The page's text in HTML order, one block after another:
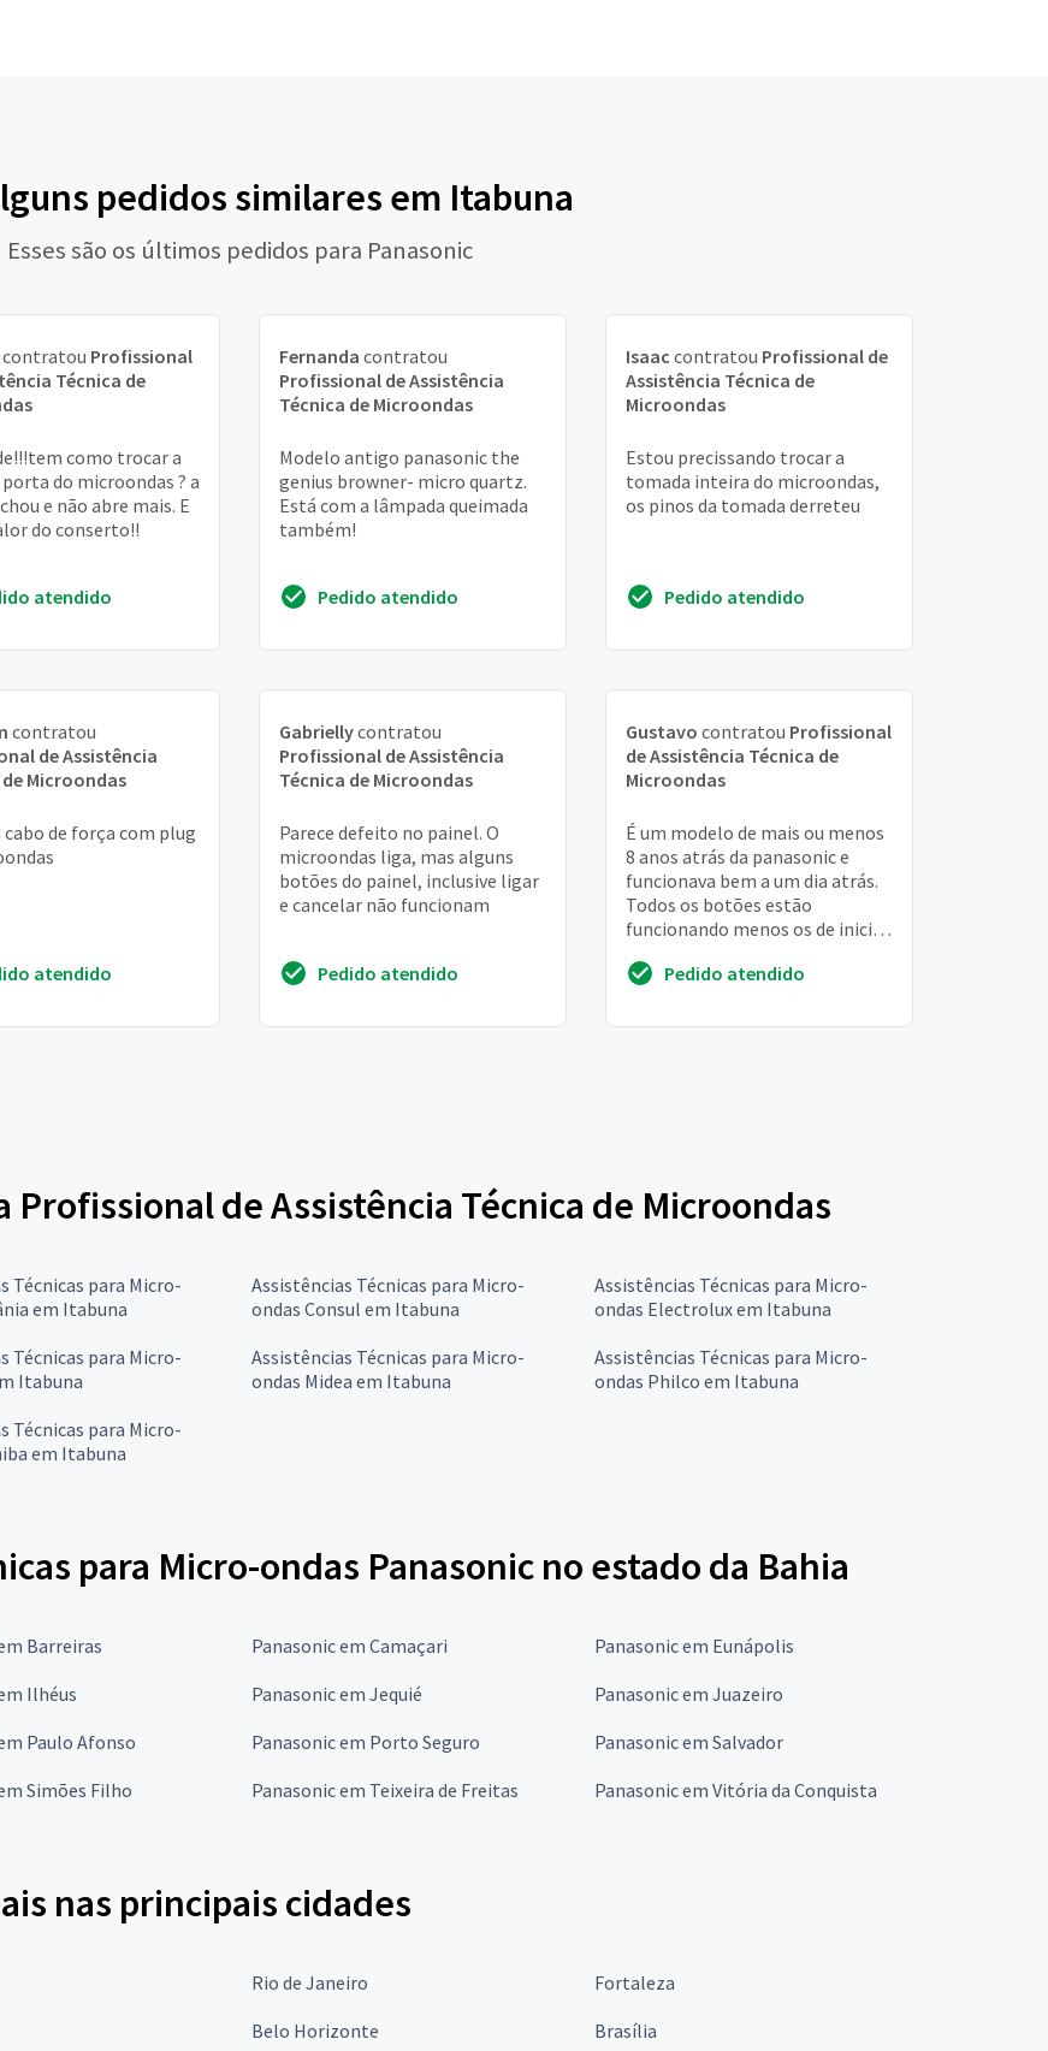
pedidos similares em Itabuna
Esses são os últimos pedidos para Panasonic
contratou Profissional
Técnica de
como trocar a
do microondas ? a
e não abre mais. E
do conserto!!
atendido
Fernanda contratou
Profissional de Assistência
Técnica de Microondas
Modelo antigo panasonic the
genius browner- micro quartz.
Está com a lâmpada queimada
também!
Pedido atendido
Isaac contratou Profissional de
Assistência Técnica de
Microondas
Estou precissando trocar a
tomada inteira do microondas,
os pinos da tomada derreteu
Pedido atendido
contratou
de Assistência
Microondas
cabo de força com plug
atendido
Gabriellycontratou
Profissional de Assistência
Técnica de Microondas
Parece defeito no painel. O
microondas liga, mas alguns
botões do painel, inclusive ligar
e cancelar não funcionam
Pedido atendido
Gustavo contratou Profissional
de Assistência Técnica de
Microondas
É um modelo de mais ou menos
8 anos atrás da panasonic e
funcionava bem a um dia atrás.
Todos os botões estão
funcionando menos os de iniciar
certo se é pro...
Pedido atendido
Profissional de Assistência Técnica de Microondas
Técnicas para Micro-
em Itabuna
Assistências Técnicas para Micro-
ondas Consul em Itabuna
Assistências Técnicas para Micro-
ondas Electrolux em Itabuna
Técnicas para Micro-
Itabuna
Assistências Técnicas para Micro-
ondas Midea em Itabuna
Assistências Técnicas para Micro-
ondas Philco em Itabuna
Técnicas para Micro-
em Itabuna
para Micro-ondas Panasonic no estado da Bahia
Barreiras Panasonic em Camaçari
Panasonic em Eunápolis
Ilhéus Panasonic em Jequié
Panasonic em Juazeiro
Paulo Afonso Panasonic em Porto Seguro
Panasonic em Salvador
Simões Filho Panasonic em Teixeira de Freitas Panasonic em Vitória da Conquista
nas principais cidades
Rio de Janeiro
Fortaleza
Belo Horizonte Brasília